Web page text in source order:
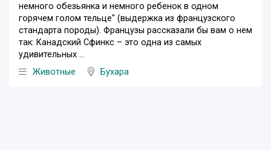
немного обезьянка и немного ребенок в одном
горячем голом тельце" (выдержка из французского
стандарта породы). Французы рассказали бы вам о нем
так: Канадский Сфинкс – это одна из самых
удивительных ...
Животные
Бухара